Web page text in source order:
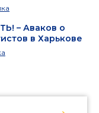
– Аваков о
в Харькове